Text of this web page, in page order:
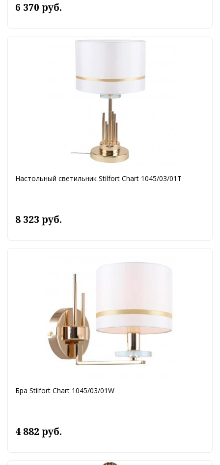
6 370 руб.
Настольный светильник Stilfort Chart 1045/03/01T
8 323 руб.
Бра Stilfort Chart 1045/03/01W
4 882 руб.